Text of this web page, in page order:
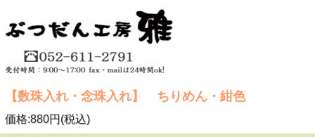
【数珠入れ・念珠入れ】 ちりめん・紺色
価格:880円(税込)